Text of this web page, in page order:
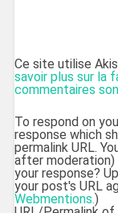
Ce site utilise
savoir plus sur la
commentaires
To respond on
response which
permalink URL.
after moderation)
your response?
your post's URL
Webmentions.)